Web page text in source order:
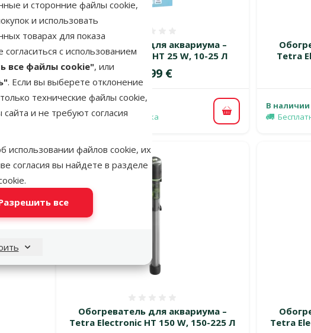
и сторонние файлы cookie,
и использовать
товарах для показа
с использованием
все файлы cookie", или
. Если вы выберете отклонение
технические файлы cookie,
и не требуют согласия
файлов cookie, их
согласия вы найдете в разделе
.
все
300W
5
Обогреватель для аквариума –
Tetra Electronic HT 25 W, 10-25 Л
Цена
24,99 €
В наличии
Бесплатная доставка
В корзину
Tetra
В наличии
Обогреватель для аквариума –
Tetra Electronic HT 150 W, 150-225 Л
Tetra